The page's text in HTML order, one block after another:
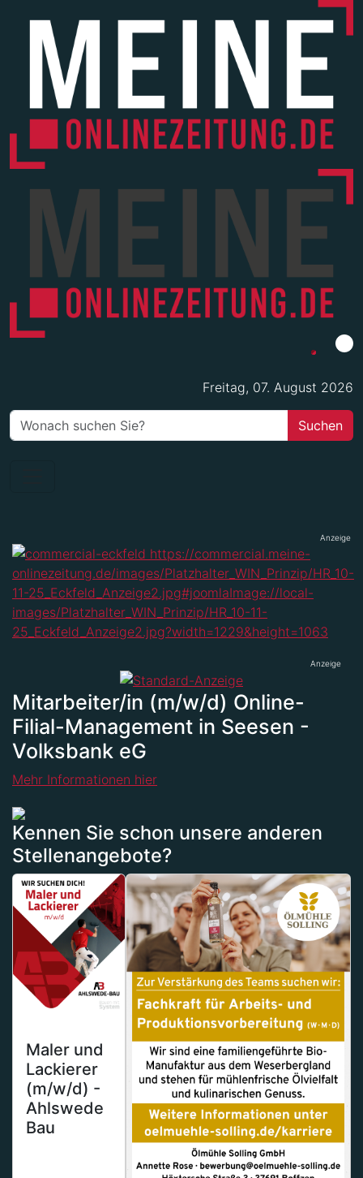
Freitag, 07. August 2026
Anzeige
Anzeige
Mitarbeiter/in (m/w/d) Online-
Filial-Management in Seesen -
Volksbank eG
Mehr Informationen hier
Kennen Sie schon unsere anderen
Stellenangebote?
Maler und
Lackierer
(m/w/d) -
Ahlswede
Bau